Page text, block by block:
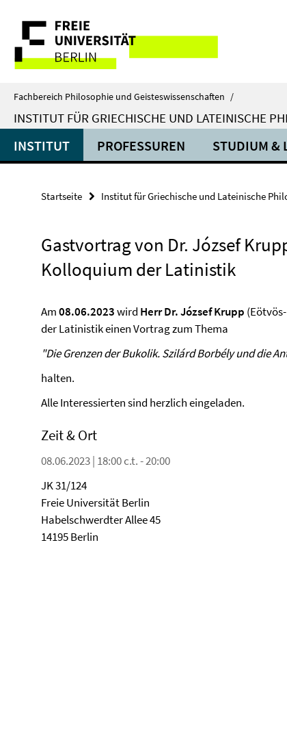
direkt
Inhalt
Service-
Navigation
Fachbereich Philosophie und Geisteswissenschaften /
INSTITUT FÜR GRIECHISCHE UND LATEINISCHE
INSTITUT PROFESSUREN STUDIUM &
Startseite Institut für Griechische und Lateinische
Gastvortrag von Dr. József
Kolloquium der Latinistik
Am08.06.2023wird Herr Dr. József Krupp
der Latinistik einen Vortrag zum Thema
"Die Grenzen der Bukolik. Szilárd Borbély und die
halten.
Alle Interessierten sind herzlich eingeladen.
Zeit & Ort
08.06.2023 | 18:00 c.t. - 20:00
JK 31/124
Freie Universität Berlin
Habelschwerdter Allee 45
14195 Berlin